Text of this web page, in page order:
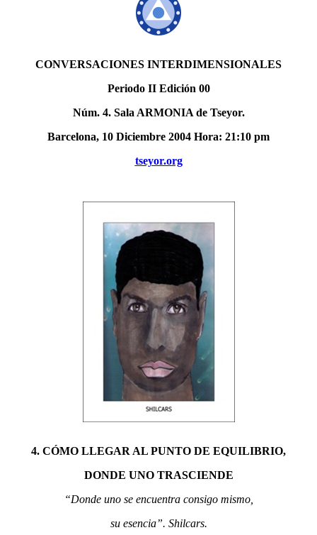
CONVERSACIONES INTERDIMENSIONALES
Periodo II Edición 00
Núm. 4. Sala ARMONIA de Tseyor.
Barcelona, 10 Diciembre 2004 Hora: 21:10 pm
tseyor.org
4. CÓMO LLEGAR AL PUNTO DE EQUILIBRIO,
DONDE UNO TRASCIENDE
“Donde uno se encuentra consigo mismo,
su esencia”. Shilcars.